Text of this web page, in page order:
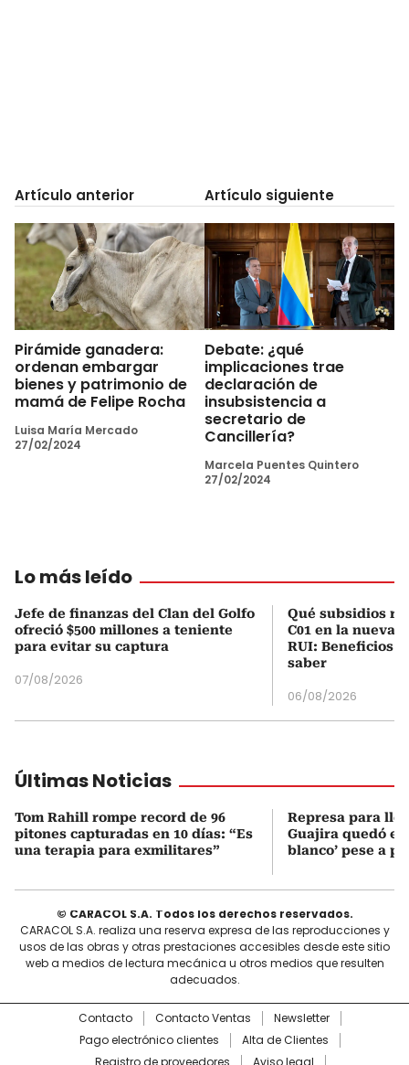
Artículo anterior
Pirámide ganadera:
ordenan embargar
bienes y patrimonio de
mamá de Felipe Rocha
Luisa María Mercado
27/02/2024
Artículo siguiente
Debate: ¿qué
implicaciones trae
declaración de
insubsistencia a
secretario de
Cancillería?
Marcela Puentes Quintero
27/02/2024
Lo más leído
Jefe de finanzas del Clan del Golfo
ofreció $500 millones a teniente
para evitar su captura
07/08/2026
Qué subsidios
C01 en la nueva
RUI: Beneficios
saber
06/08/2026
Últimas Noticias
Tom Rahill rompe record de 96
pitones capturadas en 10 días: “Es
una terapia para exmilitares”
Represa para
Guajira quedó en
blanco’ pese a
© CARACOL S.A. Todos los derechos reservados.
CARACOL S.A. realiza una reserva expresa de las reproducciones y
usos de las obras y otras prestaciones accesibles desde este sitio
web a medios de lectura mecánica u otros medios que resulten
adecuados.
Contacto Contacto Ventas
Newsletter
Pago electrónico clientes
Alta de Clientes
Registro de proveedores
Aviso legal